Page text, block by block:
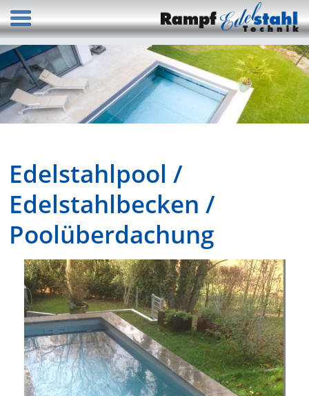
Edelstahlpool /
Edelstahlbecken /
Poolüberdachung